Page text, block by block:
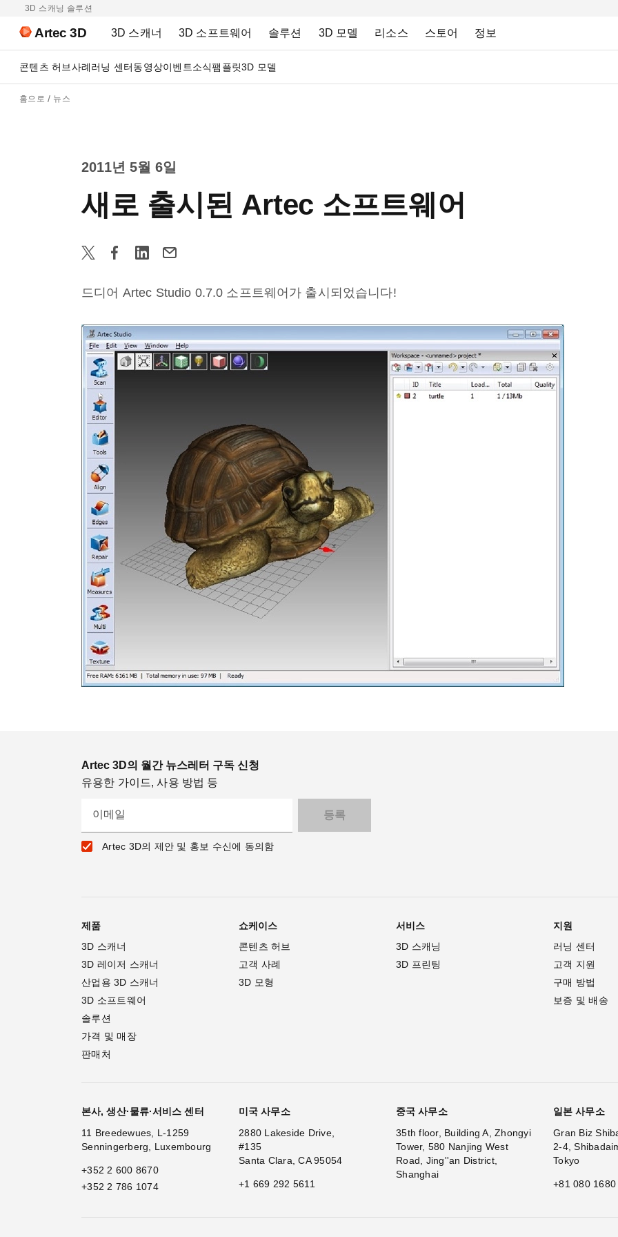
3D 스캐닝 솔루션
Artec 3D 3D 스캐너 3D 소프트웨어 솔루션 3D 모델 리소스 스토어 정보
콘텐츠 허브사례러닝 센터동영상이벤트소식팸플릿3D 모델
홈으로 뉴스
2011년 5월 6일
새로 출시된 Artec 소프트웨어
드디어 Artec Studio 0.7.0 소프트웨어가 출시되었습니다!
Artec 3D의 월간 뉴스레터 구독 신청
유용한 가이드, 사용 방법 등
이메일
Artec 3D의 제안 및 홍보 수신에 동의함
제품
3D 스캐너
3D 레이저 스캐너
산업용 3D 스캐너
3D 소프트웨어
솔루션
가격 및 매장
판매처
쇼케이스
콘텐츠 허브
고객 사례
3D 모형
서비스
3D 스캐닝
3D 프린팅
지원
러닝 센터
고객 지원
구매 방법
보증 및 배송
본사, 생산·물류·서비스 센터
11 Breedewues, L-1259
Senningerberg, Luxembourg
+352 2 600 8670
+352 2 786 1074
미국 사무소
2880 Lakeside Drive,
#135
Santa Clara, CA 95054
+1 669 292 5611
중국 사무소
35th floor, Building A, Zhongyi
Tower, 580 Nanjing West
Road, Jing''an District,
Shanghai
일본 사무소
Gran Biz
2-4,
Tokyo
+81 080